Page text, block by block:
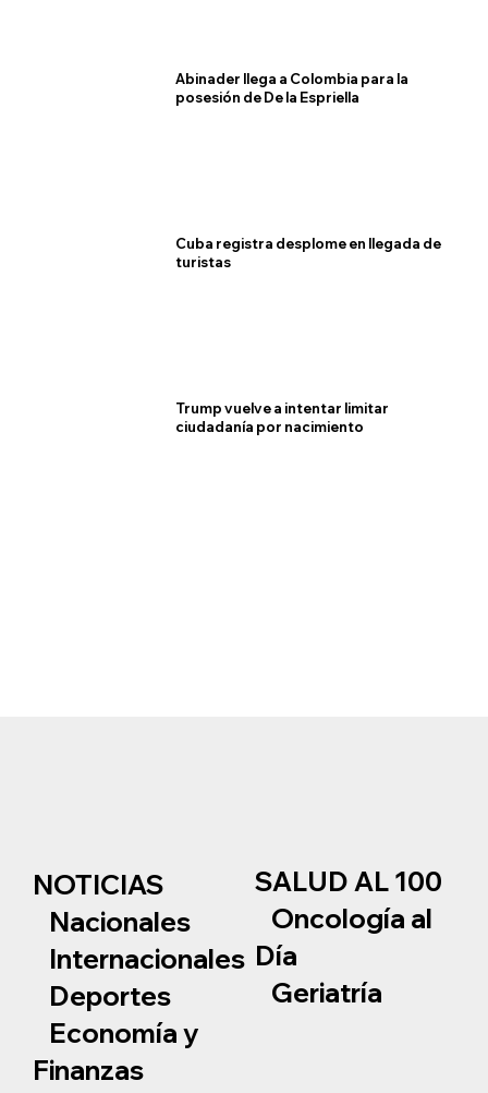
Abinader llega a Colombia para la
posesión de De la Espriella
Cuba registra desplome en llegada de
turistas
Trump vuelve a intentar limitar
ciudadanía por nacimiento
NOTICIAS
Nacionales
Internacionales
Deportes
Economía y
Finanzas
SALUD AL 100
Oncología al
Día
Geriatría